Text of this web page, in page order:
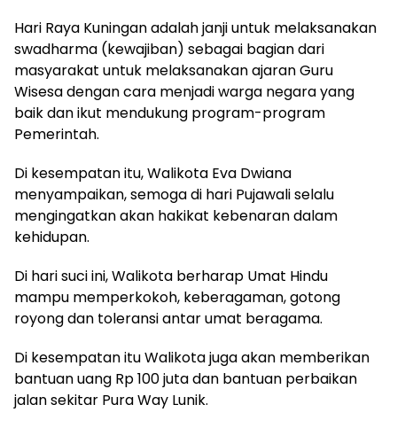
Hari Raya Kuningan adalah janji untuk melaksanakan
swadharma (kewajiban) sebagai bagian dari
masyarakat untuk melaksanakan ajaran Guru
Wisesa dengan cara menjadi warga negara yang
baik dan ikut mendukung program-program
Pemerintah.
Di kesempatan itu, Walikota Eva Dwiana
menyampaikan, semoga di hari Pujawali selalu
mengingatkan akan hakikat kebenaran dalam
kehidupan.
Di hari suci ini, Walikota berharap Umat Hindu
mampu memperkokoh, keberagaman, gotong
royong dan toleransi antar umat beragama.
Di kesempatan itu Walikota juga akan memberikan
bantuan uang Rp 100 juta dan bantuan perbaikan
jalan sekitar Pura Way Lunik.